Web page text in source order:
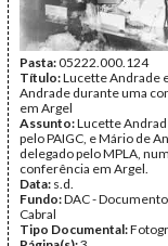
Pasta:05222.000.124
Título:Lucette Andrade
Andrade durante uma
em Argel
Assunto:Lucette
pelo PAIGC, e Mário de
delegado pelo MPLA,
conferência em Argel.
Data: s.d.
Fundo:DAC -
Cabral
Tipo Documental: